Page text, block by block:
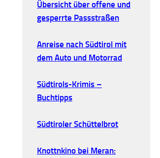
Übersicht über offene und
gesperrte Passstraßen
Anreise nach Südtirol mit
dem Auto und Motorrad
Südtirols-Krimis –
Buchtipps
Südtiroler Schüttelbrot
Knottnkino bei Meran: